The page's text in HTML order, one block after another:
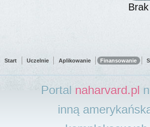
Start Uczelnie Aplikowanie Finansowanie
Portal naharvard.pl
inną